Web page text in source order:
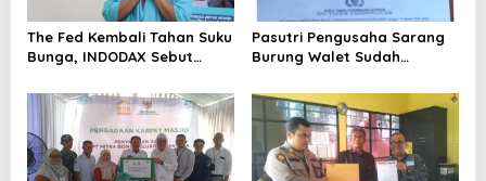
The Fed Kembali Tahan Suku
Bunga, INDODAX Sebut
Sentimen Pasar
Pasutri Pengusaha Sarang
Burung Walet Sudah
Pelapor Desak Polda Jambi
Segera Lakukan Penahanan